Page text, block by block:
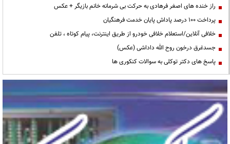
راز خنده های اصغر فرهادی به حرکت بی شرمانه خانم بازیگر + عکس
پرداخت ۱۰۰ درصد پاداش پایان خدمت فرهنگیان
خلافی آنلاین/استعلام خلافی خودرو از طریق اینترنت، پیام کوتاه ، تلفن
جسدغرق درخون روح الله داداشی (عکس)
پاسخ های دکتر توکلی به سوالات کنکوری ها